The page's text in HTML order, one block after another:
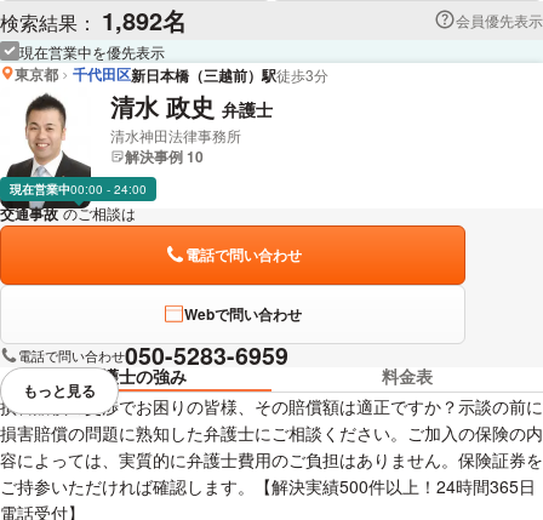
検索結果： 1,892名
会員優先表示
現在営業中を優先表示
東京都 千代田区新日本橋（三越前）駅徒歩3分
清水 政史 弁護士
清水神田法律事務所
解決事例 10
現在営業中00:00 - 24:00
交通事故 のご相談は
電話で問い合わせ
Webで問い合わせ
電話で問い合わせ050-5283-6959
弁護士の強み
料金表
損害賠償の交渉でお困りの皆様、その賠償額は適正ですか？示談の前に
損害賠償の問題に熟知した弁護士にご相談ください。ご加入の保険の内
容によっては、実質的に弁護士費用のご負担はありません。保険証券を
ご持参いただければ確認します。【解決実績500件以上！24時間365日
電話受付】
視覚的に省略されている要素を
もっと見る